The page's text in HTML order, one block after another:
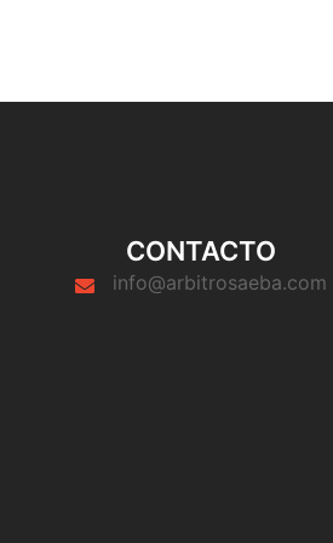
CONTACTO
info@arbitrosaeba.com